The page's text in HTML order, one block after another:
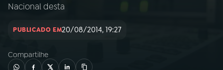
Nacional desta
PUBLICADO EM20/08/2014, 19:27
Compartilhe